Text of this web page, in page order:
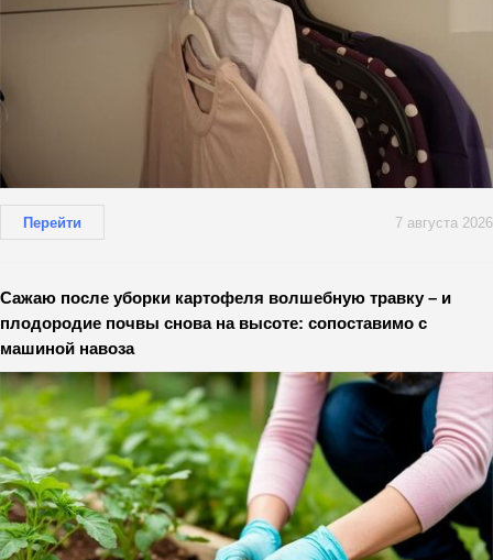
Перейти 7 августа 2026
Сажаю после уборки картофеля волшебную травку – и
плодородие почвы снова на высоте: сопоставимо с
машиной навоза